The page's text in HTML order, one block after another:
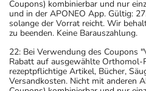
- Vermeiden Sie übermäßige
Solarien oder bei
Haut während der
empfindlicher reagiert.
- Durch plötzliches Absetzen
Beschwerden auftreten.
Coupons) kombinierbar und nur
und in der APONEO App. Gültig:
solange der Vorrat reicht. Wir
zu beenden. Keine Barauszahlung.
22: Bei Verwendung des Coupons
Rabatt auf ausgewählte
rezeptpflichtige Artikel, Bücher,
Versandkosten. Nicht mit anderen